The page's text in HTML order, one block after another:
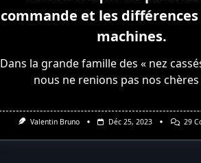
commande et les
machines.
Dans la grande famille des « nez
nous ne renions pas nos chères
Valentin Bruno Déc 25, 2023 29